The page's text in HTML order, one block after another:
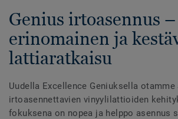
Genius irtoasennus –
erinomainen ja
lattiaratkaisu
Uudella Excellence Geniuksella otamme
irtoasennettavien vinyylilattioiden
fokuksena on nopea ja helppo asennus